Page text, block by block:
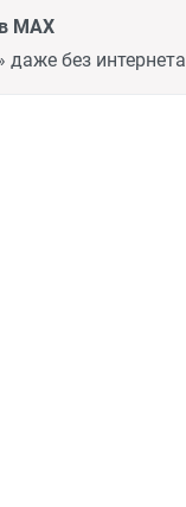
MAX
даже без интернета